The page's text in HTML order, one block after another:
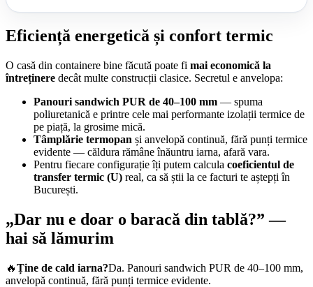
Eficiență energetică și confort termic
O casă din containere bine făcută poate fi mai economică la
întreținere decât multe construcții clasice. Secretul e anvelopa:
Panouri sandwich PUR de 40–100 mm — spuma
poliuretanică e printre cele mai performante izolații termice de
pe piață, la grosime mică.
Tâmplărie termopan și anvelopă continuă, fără punți termice
evidente — căldura rămâne înăuntru iarna, afară vara.
Pentru fiecare configurație îți putem calcula coeficientul de
transfer termic (U) real, ca să știi la ce facturi te aștepți în
București.
„Dar nu e doar o baracă din tablă?” —
hai să lămurim
🔥Ține de cald iarna?Da. Panouri sandwich PUR de 40–100 mm,
anvelopă continuă, fără punți termice evidente.